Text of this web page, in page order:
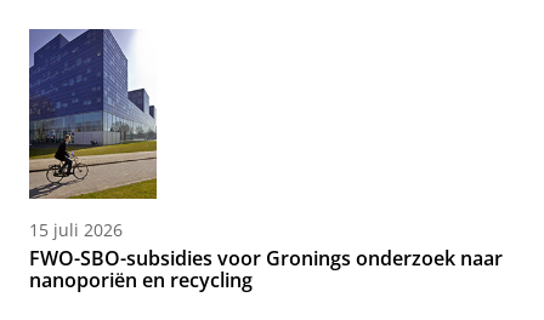
15 juli 2026
FWO-SBO-subsidies voor Gronings onderzoek naar
nanoporiën en recycling